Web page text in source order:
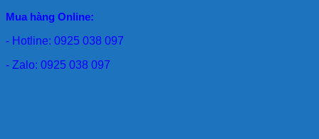
Mua hàng Online:
- Hotline: 0925 038 097
- Zalo: 0925 038 097